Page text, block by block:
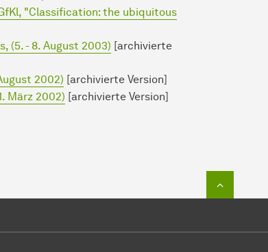
"Classification: the ubiquitous
(5. - 8. August 2003) [archivierte
2002) [archivierte Version]
März 2002) [archivierte Version]